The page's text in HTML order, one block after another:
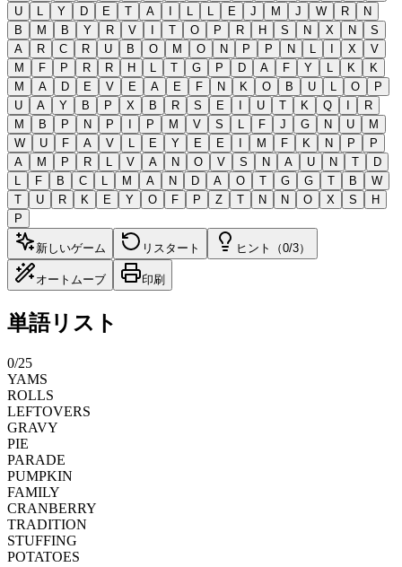
U
L Y D E T A I L L E J M J W R
N
B
M B Y R V I T O P R H S N X N
S
A
R C R U B O M O N P P N L I X
V
M
F P R R H L T G P D A F Y L K
K
M
A D E V E A E F N K O B U L O
P
U
A Y B P X B R S E I U T K Q I
R
M
B P N P I P M V S L F J G N U
M
W
U F A V L E Y E E I M F K N P
P
A
M P R L V A N O V S N A U N T
D
L
F B C L M A N D A O T G G T B
W
T
U R K E Y O F P Z T N N O X S
H
P
新しいゲーム リスタート ヒント（0/3）
オートムーブ 印刷
単語リスト
0/25
YAMS
ROLLS
LEFTOVERS
GRAVY
PIE
PARADE
PUMPKIN
FAMILY
CRANBERRY
TRADITION
STUFFING
POTATOES